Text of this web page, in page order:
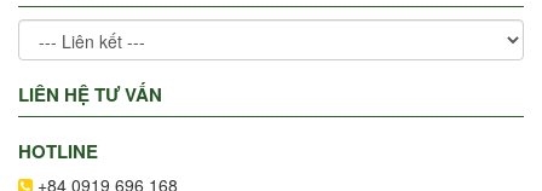
LIÊN HỆ TƯ VẤN
HOTLINE
+84 0919 696 168